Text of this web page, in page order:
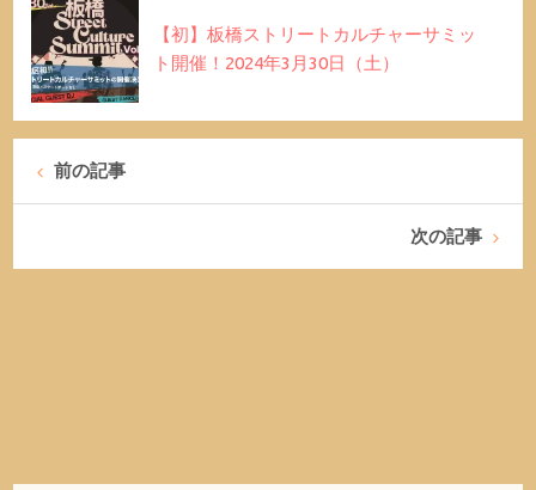
【初】板橋ストリートカルチャーサミッ
ト開催！2024年3月30日（土）
前の記事
次の記事